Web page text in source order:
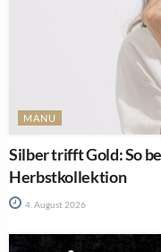
MANU
Silber trifft Gold: So
Herbstkollektion
4. August 2026